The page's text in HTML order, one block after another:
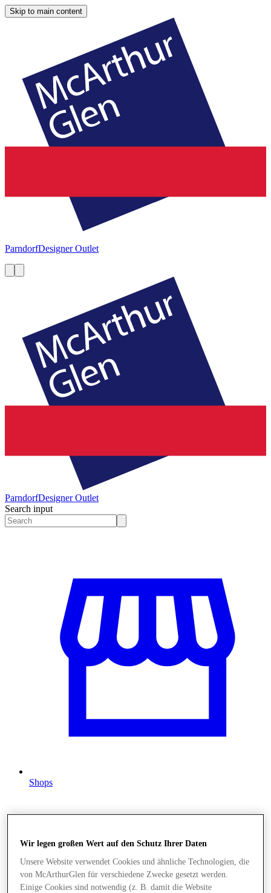
Skip to main content
ParndorfDesigner Outlet
ParndorfDesigner Outlet
Search input
Shops
Wir legen großen Wert auf den Schutz Ihrer Daten
Unsere Website verwendet Cookies und ähnliche Technologien, die
von McArthurGlen für verschiedene Zwecke gesetzt werden.
Einige Cookies sind notwendig (z. B. damit die Website